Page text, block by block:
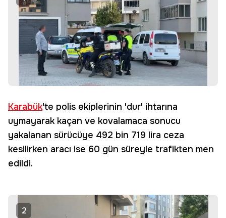
Karabük'te polis ekiplerinin 'dur' ihtarına
uymayarak kaçan ve kovalamaca sonucu
yakalanan sürücüye 492 bin 719 lira ceza
kesilirken aracı ise 60 gün süreyle trafikten men
edildi.
2